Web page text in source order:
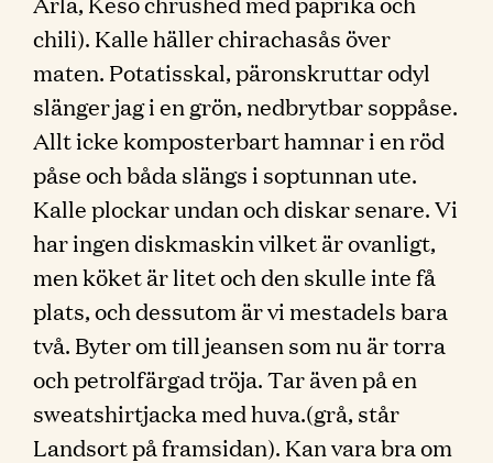
chili). Kalle häller chirachasås över
maten. Potatisskal, päronskruttar odyl
slänger jag i en grön, nedbrytbar soppåse.
Allt icke komposterbart hamnar i en röd
påse och båda slängs i soptunnan ute.
Kalle plockar undan och diskar senare. Vi
har ingen diskmaskin vilket är ovanligt,
men köket är litet och den skulle inte få
plats, och dessutom är vi mestadels bara
två. Byter om till jeansen som nu är torra
och petrolfärgad tröja. Tar även på en
sweatshirtjacka med huva.(grå, står
Landsort på framsidan). Kan vara bra om